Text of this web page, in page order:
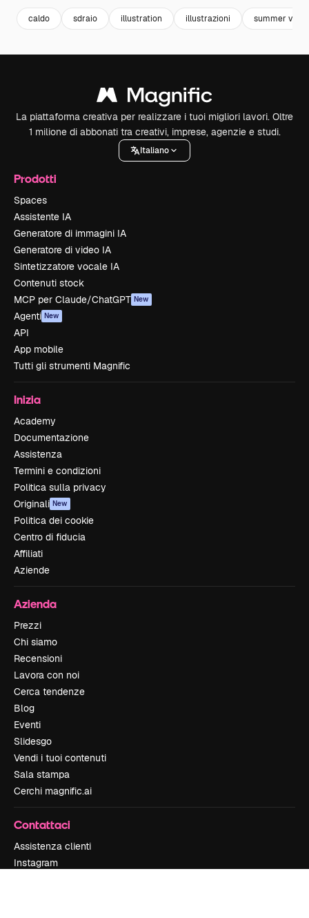
caldo sdraio illustration illustrazioni summer
La piattaforma creativa per realizzare i tuoi migliori lavori. Oltre
1 milione di abbonati tra creativi, imprese, agenzie e studi.
Italiano
Prodotti
Spaces
Assistente IA
Generatore di immagini IA
Generatore di video IA
Sintetizzatore vocale IA
Contenuti stock
MCP per Claude/ChatGPT New
Agenti New
API
App mobile
Tutti gli strumenti Magnific
Inizia
Academy
Documentazione
Assistenza
Termini e condizioni
Politica sulla privacy
Originali New
Politica dei cookie
Centro di fiducia
Affiliati
Aziende
Azienda
Prezzi
Chi siamo
Recensioni
Lavora con noi
Cerca tendenze
Blog
Eventi
Slidesgo
Vendi i tuoi contenuti
Sala stampa
Cerchi magnific.ai
Contattaci
Assistenza clienti
Instagram